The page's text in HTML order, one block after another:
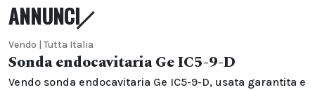
ANNUNCI
Vendo | Tutta Italia
Sonda endocavitaria Ge IC5-9-D
Vendo sonda endocavitaria Ge IC5-9-D, usata garantita e